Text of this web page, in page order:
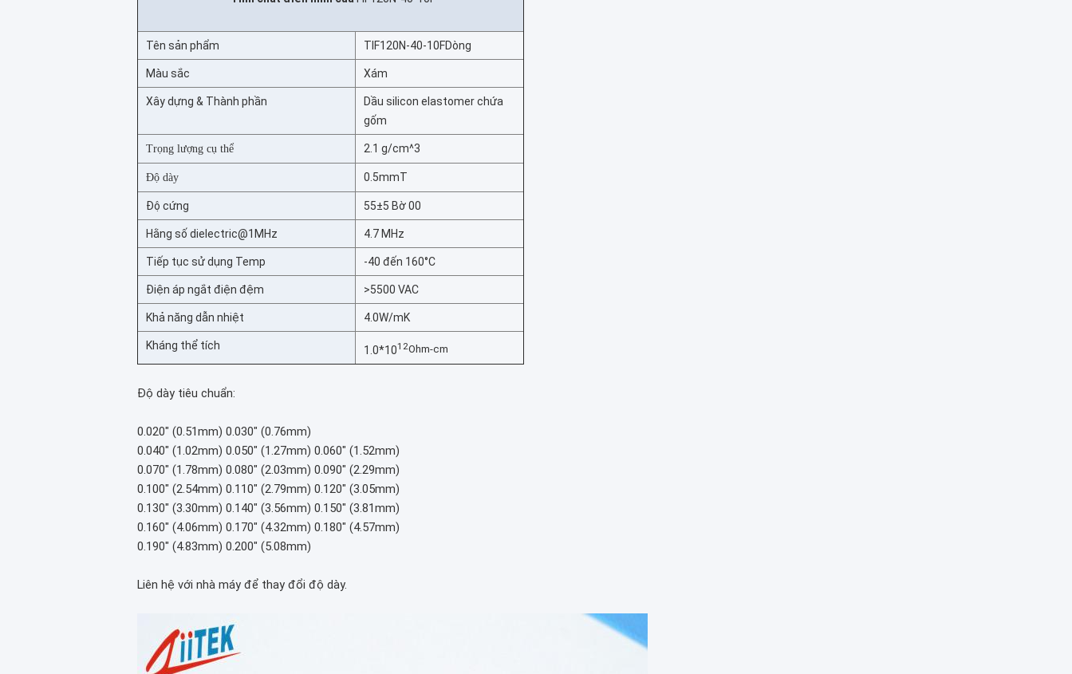
Tên sản phẩm TIF120N-40-10FDòng
Màu sắc Xám
Xây dựng & Thành phần
Dầu silicon elastomer chứa
gốm
Trọng lượng cụ thể 2.1 g/cm^3
Độ dày 0.5mmT
Độ cứng 55±5 Bờ 00
Hằng số dielectric@1MHz 4.7 MHz
Tiếp tục sử dụng Temp -40 đến 160°C
Điện áp ngắt điện đệm >5500 VAC
Khả năng dẫn nhiệt 4.0W/mK
Kháng thể tích 1.0*1012Ohm-cm
Độ dày tiêu chuẩn:
0.020" (0.51mm) 0.030" (0.76mm)
0.040" (1.02mm) 0.050" (1.27mm) 0.060" (1.52mm)
0.070" (1.78mm) 0.080" (2.03mm) 0.090" (2.29mm)
0.100" (2.54mm) 0.110" (2.79mm) 0.120" (3.05mm)
0.130" (3.30mm) 0.140" (3.56mm) 0.150" (3.81mm)
0.160" (4.06mm) 0.170" (4.32mm) 0.180" (4.57mm)
0.190" (4.83mm) 0.200" (5.08mm)
Liên hệ với nhà máy để thay đổi độ dày.